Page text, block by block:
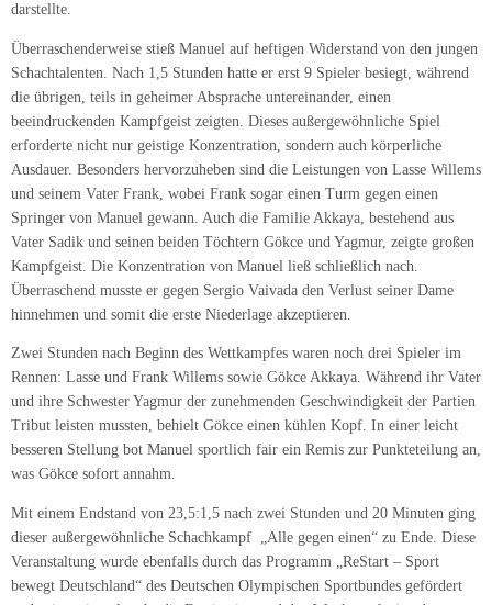
darstellte.
Überraschenderweise stieß Manuel auf heftigen Widerstand von den jungen
Schachtalenten. Nach 1,5 Stunden hatte er erst 9 Spieler besiegt, während
die übrigen, teils in geheimer Absprache untereinander, einen
beeindruckenden Kampfgeist zeigten. Dieses außergewöhnliche Spiel
erforderte nicht nur geistige Konzentration, sondern auch körperliche
Ausdauer. Besonders hervorzuheben sind die Leistungen von Lasse Willems
und seinem Vater Frank, wobei Frank sogar einen Turm gegen einen
Springer von Manuel gewann. Auch die Familie Akkaya, bestehend aus
Vater Sadik und seinen beiden Töchtern Gökce und Yagmur, zeigte großen
Kampfgeist. Die Konzentration von Manuel ließ schließlich nach.
Überraschend musste er gegen Sergio Vaivada den Verlust seiner Dame
hinnehmen und somit die erste Niederlage akzeptieren.
Zwei Stunden nach Beginn des Wettkampfes waren noch drei Spieler im
Rennen: Lasse und Frank Willems sowie Gökce Akkaya. Während ihr Vater
und ihre Schwester Yagmur der zunehmenden Geschwindigkeit der Partien
Tribut leisten mussten, behielt Gökce einen kühlen Kopf. In einer leicht
besseren Stellung bot Manuel sportlich fair ein Remis zur Punkteteilung an,
was Gökce sofort annahm.
Mit einem Endstand von 23,5:1,5 nach zwei Stunden und 20 Minuten ging
dieser außergewöhnliche Schachkampf „Alle gegen einen“ zu Ende. Diese
Veranstaltung wurde ebenfalls durch das Programm „ReStart – Sport
bewegt Deutschland“ des Deutschen Olympischen Sportbundes gefördert